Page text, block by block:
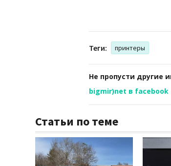
Теги: принтеры
Не пропусти другие
bigmir)net в facebook
Статьи по теме